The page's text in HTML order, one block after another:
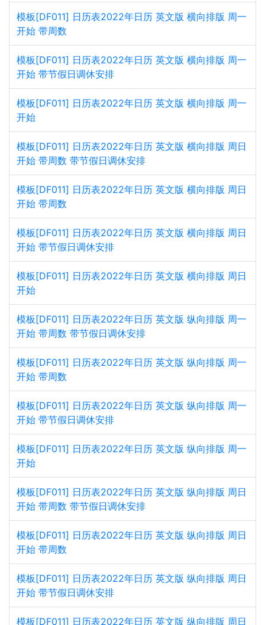
模板[DF011] 日历表2022年日历 英文版 横向排版 周一
开始 带周数
模板[DF011] 日历表2022年日历 英文版 横向排版 周一
开始 带节假日调休安排
模板[DF011] 日历表2022年日历 英文版 横向排版 周一
开始
模板[DF011] 日历表2022年日历 英文版 横向排版 周日
开始 带周数 带节假日调休安排
模板[DF011] 日历表2022年日历 英文版 横向排版 周日
开始 带周数
模板[DF011] 日历表2022年日历 英文版 横向排版 周日
开始 带节假日调休安排
模板[DF011] 日历表2022年日历 英文版 横向排版 周日
开始
模板[DF011] 日历表2022年日历 英文版 纵向排版 周一
开始 带周数 带节假日调休安排
模板[DF011] 日历表2022年日历 英文版 纵向排版 周一
开始 带周数
模板[DF011] 日历表2022年日历 英文版 纵向排版 周一
开始 带节假日调休安排
模板[DF011] 日历表2022年日历 英文版 纵向排版 周一
开始
模板[DF011] 日历表2022年日历 英文版 纵向排版 周日
开始 带周数 带节假日调休安排
模板[DF011] 日历表2022年日历 英文版 纵向排版 周日
开始 带周数
模板[DF011] 日历表2022年日历 英文版 纵向排版 周日
开始 带节假日调休安排
模板[DF011] 日历表2022年日历 英文版 纵向排版 周日